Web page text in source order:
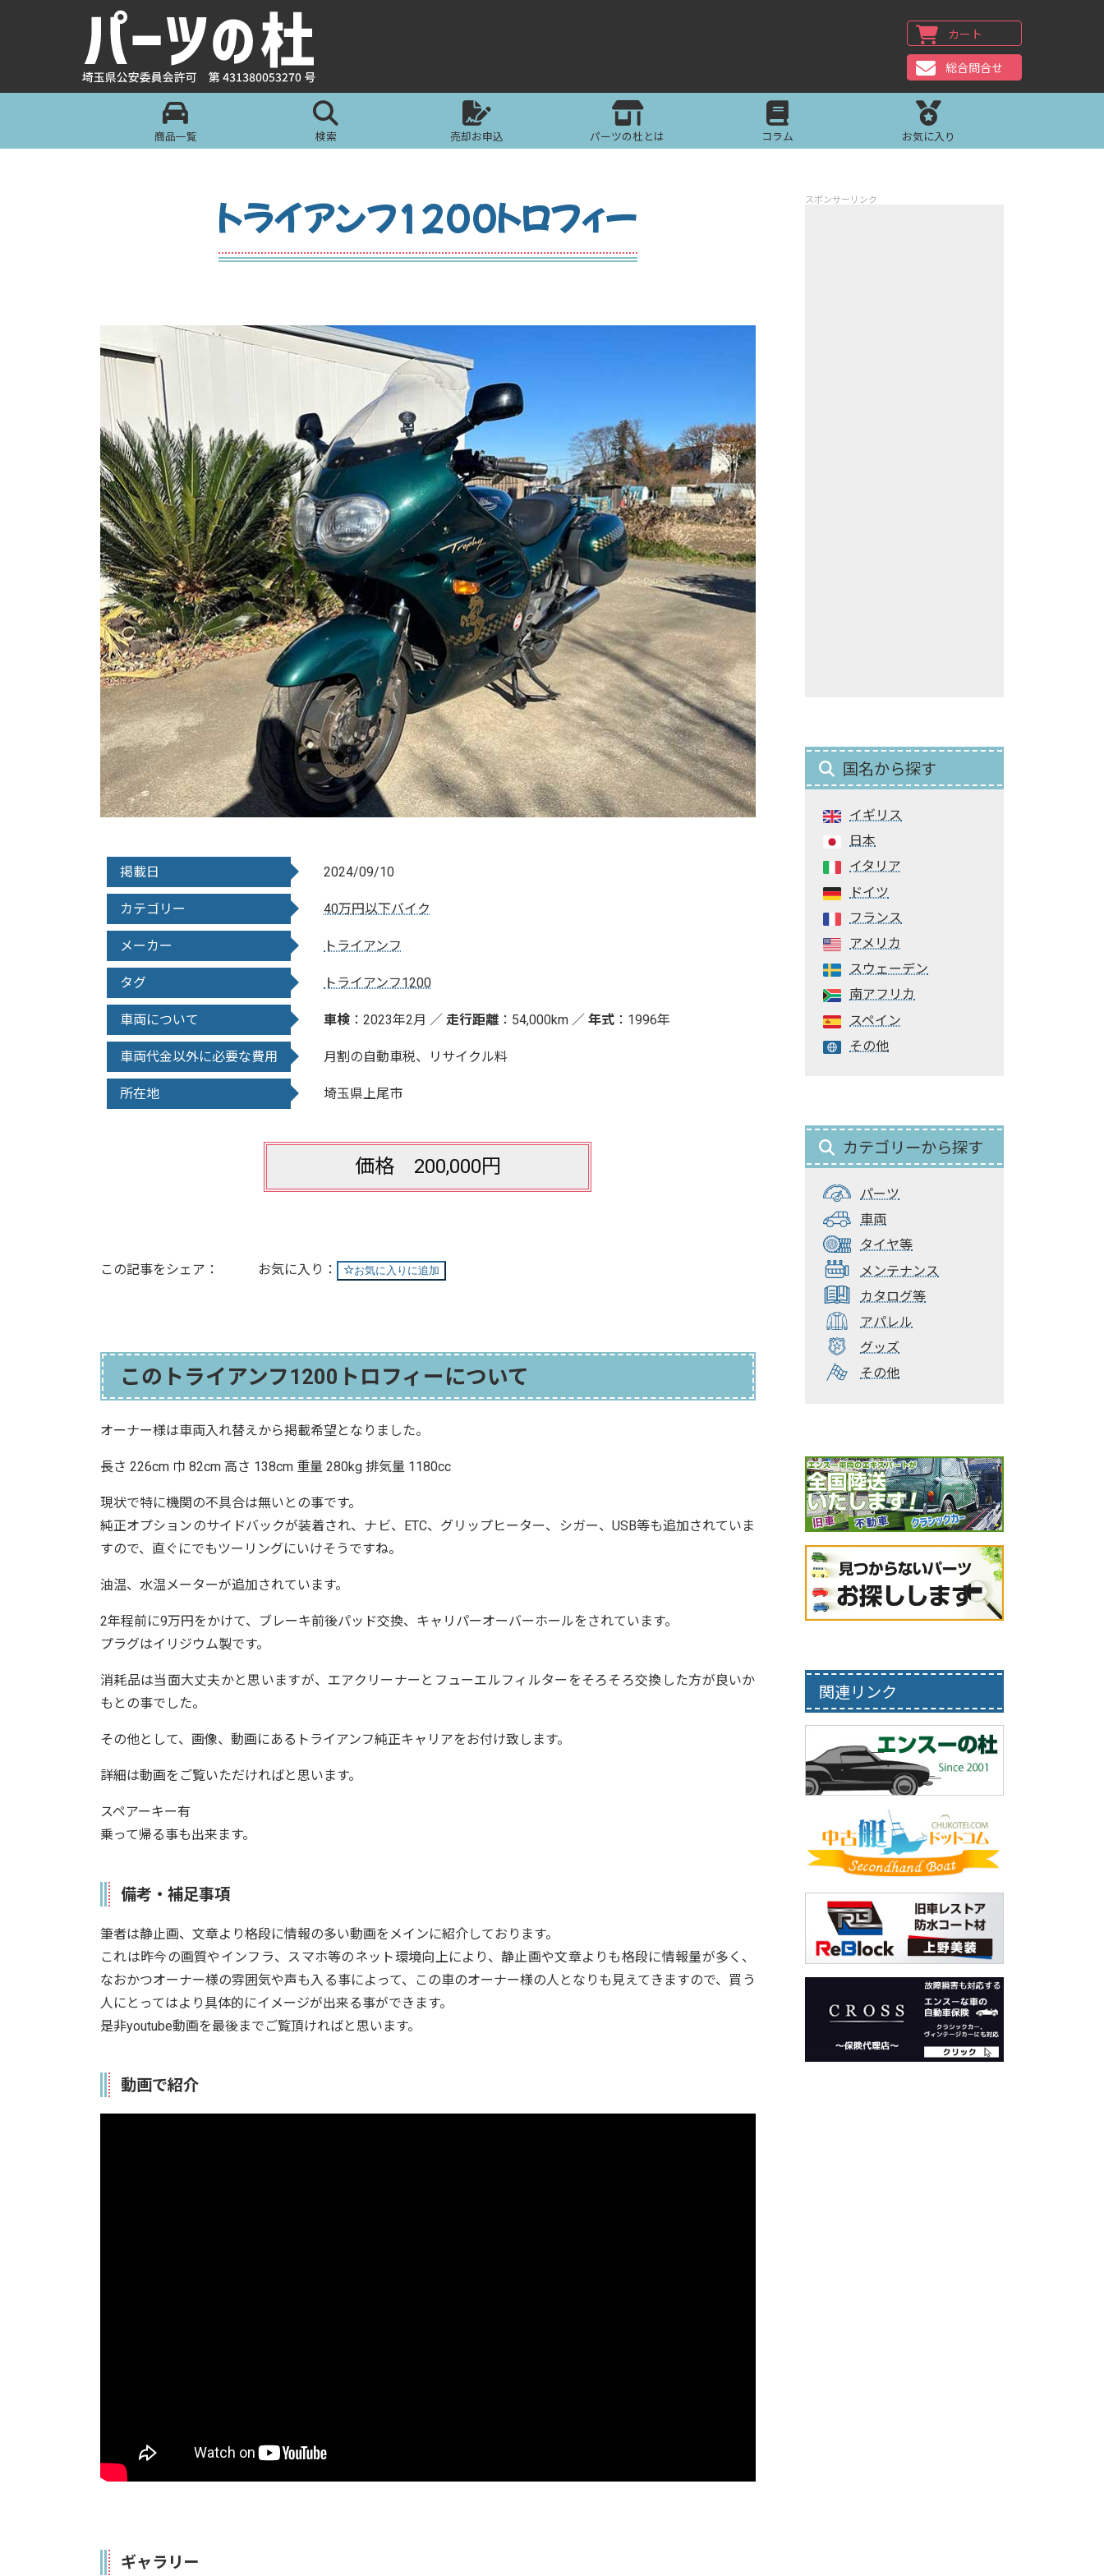
カート
総合問合せ
商品一覧 検索 売却お申込 パーツの杜とは コラム お気に入り
トライアンフ1200トロフィー
掲載日 2024/09/10
カテゴリー 40万円以下バイク
メーカー トライアンフ
タグ トライアンフ1200
車両について 車検 ：2023年2月 ／ 走行距離 ：54,000km ／ 年式 ：1996年
車両代金以外に必要な費用 月割の自動車税、リサイクル料
所在地 埼玉県上尾市
価格 200,000円
この記事をシェア： お気に入りに追加
このトライアンフ1200トロフィーについて
オーナー様は車両入れ替えから掲載希望となりました。
長さ 226cm 巾 82cm 高さ 138cm 重量 280kg 排気量 1180cc
現状で特に機関の不具合は無いとの事です。
純正オプションのサイドバックが装着され、ナビ、ETC、グリップヒーター、シガー、USB等も追加されていま
すので、直ぐにでもツーリングにいけそうですね。
油温、水温メーターが追加されています。
2年程前に9万円をかけて、ブレーキ前後パッド交換、キャリパーオーバーホールをされています。
プラグはイリジウム製です。
消耗品は当面大丈夫かと思いますが、エアクリーナーとフューエルフィルターをそろそろ交換した方が良いか
もとの事でした。
その他として、画像、動画にあるトライアンフ純正キャリアをお付け致します。
詳細は動画をご覧いただければと思います。
スペアーキー有
乗って帰る事も出来ます。
備考・補足事項
筆者は静止画、文章より格段に情報の多い動画をメインに紹介しております。
これは昨今の画質やインフラ、スマホ等のネット環境向上により、静止画や文章よりも格段に情報量が多く、
なおかつオーナー様の雰囲気や声も入る事によって、この車のオーナー様の人となりも見えてきますので、買う
人にとってはより具体的にイメージが出来る事ができます。
是非youtube動画を最後までご覧頂ければと思います。
動画で紹介
ギャラリー
スポンサーリンク
国名から探す
イギリス
日本
イタリア
ドイツ
フランス
アメリカ
スウェーデン
南アフリカ
スペイン
その他
カテゴリーから探す
パーツ
車両
タイヤ等
メンテナンス
カタログ等
アパレル
グッズ
その他
関連リンク